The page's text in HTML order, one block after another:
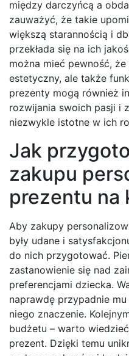
między darczyńcą a
zauważyć, że takie
większą starannością i
przekłada się na ich
można mieć pewność,
estetyczny, ale także
prezenty mogą również
rozwijania swoich pasji i
niezwykle istotne w ich
Jak
zakupu
prezentu na
Aby zakupy
były udane i
do nich przygotować.
zastanowienie się nad
preferencjami dziecka.
naprawdę przypadnie
niego znaczenie.
budżetu – warto
prezent. Dzięki temu